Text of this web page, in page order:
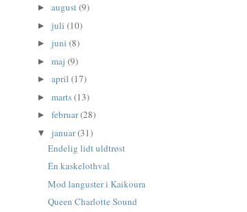
► august(9)
► juli (10)
► juni (8)
► maj (9)
► april (17)
► marts(13)
► februar(28)
▼ januar(31)
Endelig lidt uldtrøst
Én kaskelothval
Mod languster i Kaikoura
Queen Charlotte Sound